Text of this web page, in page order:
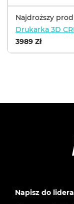
Najdroższy
Drukarka 3D
3989 Zł
Napisz do lidera